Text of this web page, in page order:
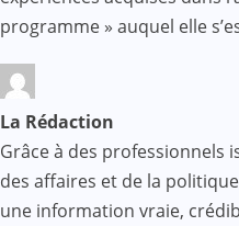
programme » auquel elle
La Rédaction
Grâce à des professionnels
des affaires et de la
une information vraie,